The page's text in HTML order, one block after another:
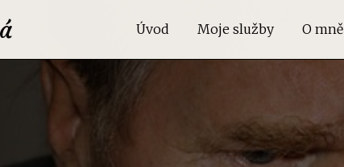
Úvod Moje služby O mně